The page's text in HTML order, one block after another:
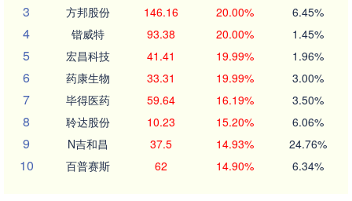
3 方邦股份 146.16 20.00% 6.45%
4 锴威特 93.38 20.00% 1.45%
5 宏昌科技 41.41 19.99% 1.96%
6 药康生物 33.31 19.99% 3.00%
7 毕得医药 59.64 16.19% 3.50%
8 聆达股份 10.23 15.20% 6.06%
9 N吉和昌 37.5 14.93% 24.76%
10 百普赛斯 62 14.90% 6.34%